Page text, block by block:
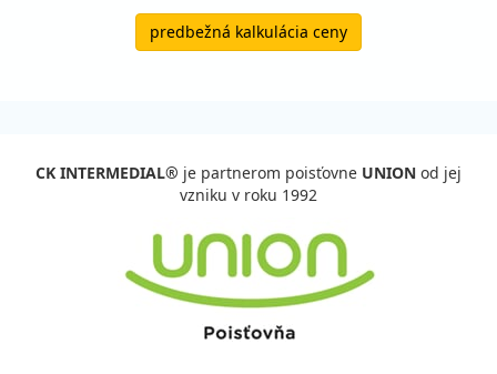
predbežná kalkulácia ceny
CK INTERMEDIAL® je partnerom poisťovne UNION od jej
vzniku v roku 1992